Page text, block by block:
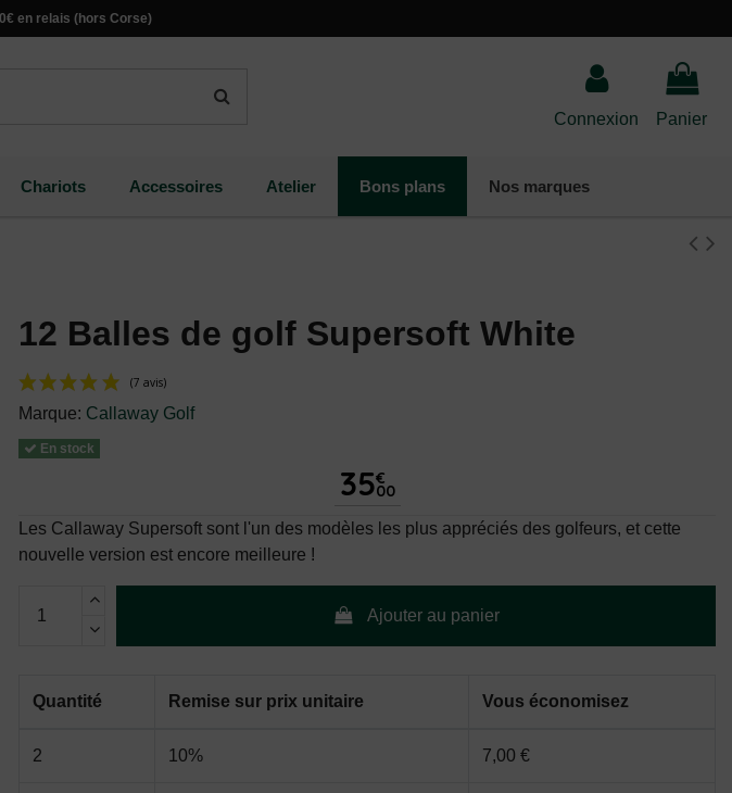
en relais (hors Corse)
Connexion Panier
Chariots Accessoires Atelier Bons plans Nos marques
12 Balles de golf Supersoft White
Marque: Callaway Golf
En stock
35€
00
Les Callaway Supersoft sont l'un des modèles les plus appréciés des golfeurs, et cette
nouvelle version est encore meilleure !
Ajouter au panier
Quantité Remise sur prix unitaire Vous économisez
2 10% 7,00 €